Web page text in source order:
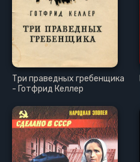
Три праведных гребенщика
- Готфрид Келлер